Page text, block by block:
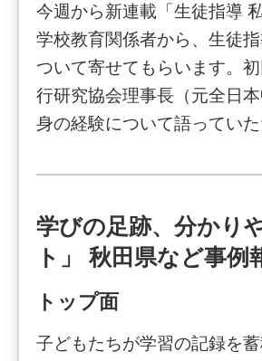
今週から新連載「生徒指導
学校教育関係者から、生徒
ついて寄せてもらいます。
行研究協会理事長（元全日
身の経験について語っていた
学びの足跡、分かり
ト」 秋田県など事例
トップ面
子どもたちが学習の記録を